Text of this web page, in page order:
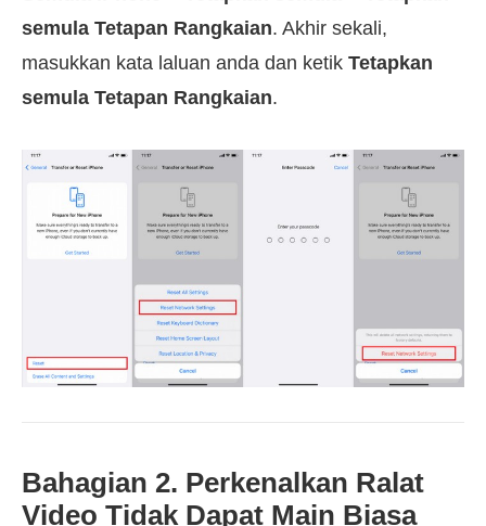
semula Tetapan Rangkaian. Akhir sekali,
masukkan kata laluan anda dan ketik Tetapkan
semula Tetapan Rangkaian.
Bahagian 2. Perkenalkan Ralat
Video Tidak Dapat Main Biasa